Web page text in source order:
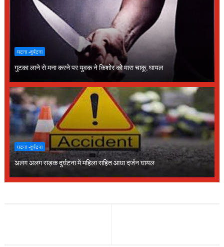
घटना -दुर्घटना
गुटका लाने से मना करने पर युवक ने किशोर को मारा चाकू, घायल
घटना -दुर्घटना
अलग अलग सड़क दुर्घटना में महिला सहित आधा दर्जन घायल